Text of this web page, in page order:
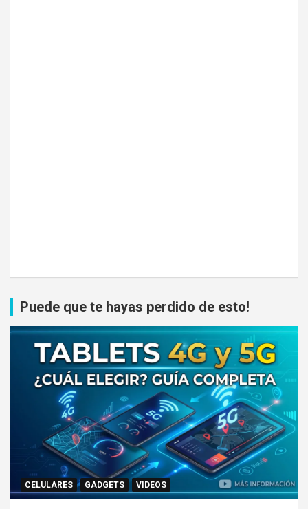
Puede que te hayas perdido de esto!
CELULARES GADGETS VIDEOS